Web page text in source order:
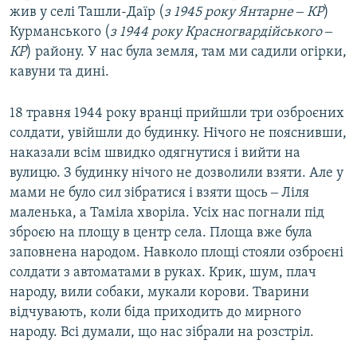
жив у селі Ташли-Даїр (з 1945 року Янтарне ‒ КР)
Курманського (з 1944 року Красногвардійського ‒
КР) району. У нас була земля, там ми садили огірки,
кавуни та дині.
18 травня 1944 року вранці прийшли три озброєних
солдати, увійшли до будинку. Нічого не пояснивши,
наказали всім швидко одягнутися і вийти на
вулицю. З будинку нічого не дозволили взяти. Але у
мами не було сил зібратися і взяти щось ‒ Ліля
маленька, а Таміла хворіла. Усіх нас погнали під
зброєю на площу в центр села. Площа вже була
заповнена народом. Навколо площі стояли озброєні
солдати з автоматами в руках. Крик, шум, плач
народу, вили собаки, мукали корови. Тварини
відчувають, коли біда приходить до мирного
народу. Всі думали, що нас зібрали на розстріл.